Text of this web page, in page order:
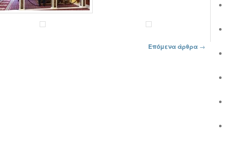
Επόμενα άρθρα →